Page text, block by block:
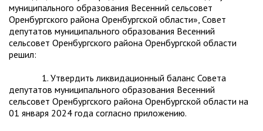
муниципального образования Весенний сельсовет
Оренбургского района Оренбургской области», Совет
депутатов муниципального образования Весенний
сельсовет Оренбургского района Оренбургской области
решил:
1. Утвердить ликвидационный баланс Совета
депутатов муниципального образования Весенний
сельсовет Оренбургского района Оренбургской области на
01 января 2024 года согласно приложению.